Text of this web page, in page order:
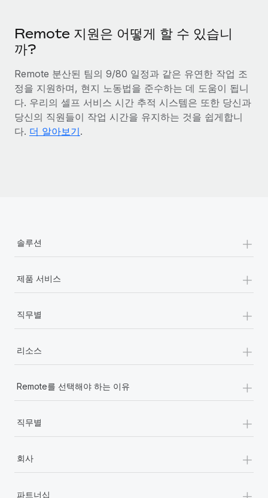
Remote의 사명은 모든 규모의 기업이 전 세계 어디서든 업무에 가
장 적합 사람을 찾아 채용 및 관리하고 급여를 지급하도록 돕는 것
자세히 알아보기
Shootsta가 Remote를 통해 네 개의 시장에서 글로벌
채용을 확장한 방법
Remote 지원은 어떻게 할 수 있습니
까?
Remote 분산된 팀의 9/80 일정과 같은 유연한 작업 조
정을 지원하며, 현지 노동법을 준수하는 데 도움이 됩니
다. 우리의 셀프 서비스 시간 추적 시스템은 또한 당신과
당신의 직원들이 작업 시간을 유지하는 것을 쉽게합니
다. 더 알아보기.
솔루션 +
제품 서비스 +
직무별 +
리소스 +
Remote를 선택해야 하는 이유 +
직무별 +
회사 +
파트너십